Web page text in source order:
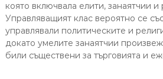
която включвала елити, занаятчии и
Управляващият клас вероятно се
управлявали политическите и
докато умелите занаятчии
били съществени за търговията и